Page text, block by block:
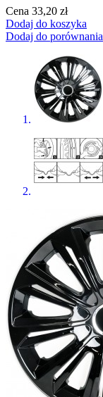
Cena 33,20 zł
Dodaj do koszyka
Dodaj do porównania